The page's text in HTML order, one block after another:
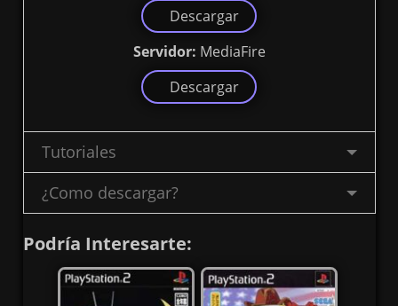
Descargar
Servidor: MediaFire
Descargar
Tutoriales
¿Como descargar?
Podría Interesarte: